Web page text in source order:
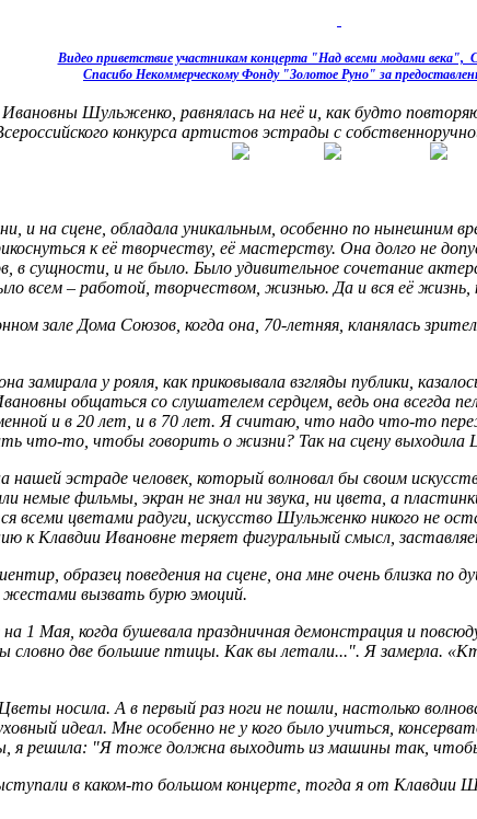
Видео приветствие участникам концерта "Над всеми модами века",
Спасибо Некоммерческому Фонду "Золотое Руно" за
Шульженко, равнялась на неё и, как будто
конкурса артистов эстрады с
и на сцене, обладала уникальным, особенно по нынешним
к её творчеству, её мастерству. Она долго не
в сущности, и не было. Было удивительное сочетание
всем – работой, творчеством, жизнью. Да и вся её жизнь,
зале Дома Союзов, когда она, 70-летняя, кланялась
замирала у рояля, как приковывала взгляды публики,
общаться со слушателем сердцем, ведь она всегда
и в 20 лет, и в 70 лет. Я считаю, что надо что-то
что-то, чтобы говорить о жизни? Так на сцену выходила
нашей эстраде человек, который волновал бы своим
немые фильмы, экран не знал ни звука, ни цвета, а
всеми цветами радуги, искусство Шульженко никого не
Клавдии Ивановне теряет фигуральный смысл,
образец поведения на сцене, она мне очень близка
жестами вызвать бурю эмоций.
1 Мая, когда бушевала праздничная демонстрация и
словно две большие птицы. Как вы летали...". Я
носила. А в первый раз ноги не пошли, настолько
идеал. Мне особенно не у кого было учиться,
я решила: "Я тоже должна выходить из машины так,
в каком-то большом концерте, тогда я от